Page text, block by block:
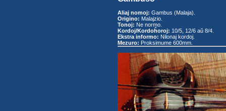
Aliaj nomoj: Gambus (Malaja).
Origino: Malajzio.
Tonoj: Ne normo.
Kordoj/Kordoĥoroj: 10/5, 12/6 aŭ 8/4.
Ekstra informo: Nilonaj kordoj.
Mezuro: Proksimume 600mm.